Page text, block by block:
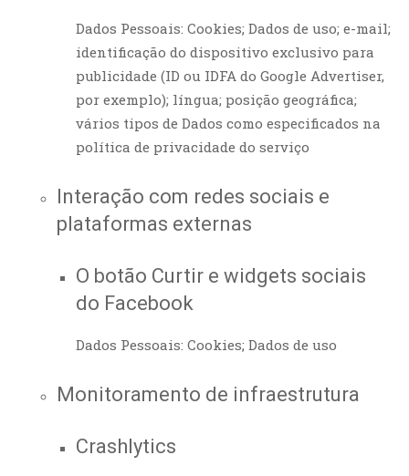
Dados Pessoais: Cookies; Dados de uso; e-mail;
identificação do dispositivo exclusivo para
publicidade (ID ou IDFA do Google Advertiser,
por exemplo); língua; posição geográfica;
vários tipos de Dados como especificados na
política de privacidade do serviço
Interação com redes sociais e
plataformas externas
O botão Curtir e widgets sociais
do Facebook
Dados Pessoais: Cookies; Dados de uso
Monitoramento de infraestrutura
Crashlytics